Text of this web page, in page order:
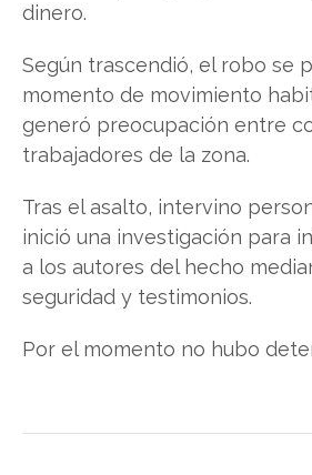
dinero.
Según trascendió, el robo se
momento de movimiento
generó preocupación entre
trabajadores de la zona.
Tras el asalto, intervino
inició una investigación para
a los autores del hecho
seguridad y testimonios.
Por el momento no hubo